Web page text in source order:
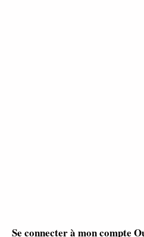
Se connecter à mon compte